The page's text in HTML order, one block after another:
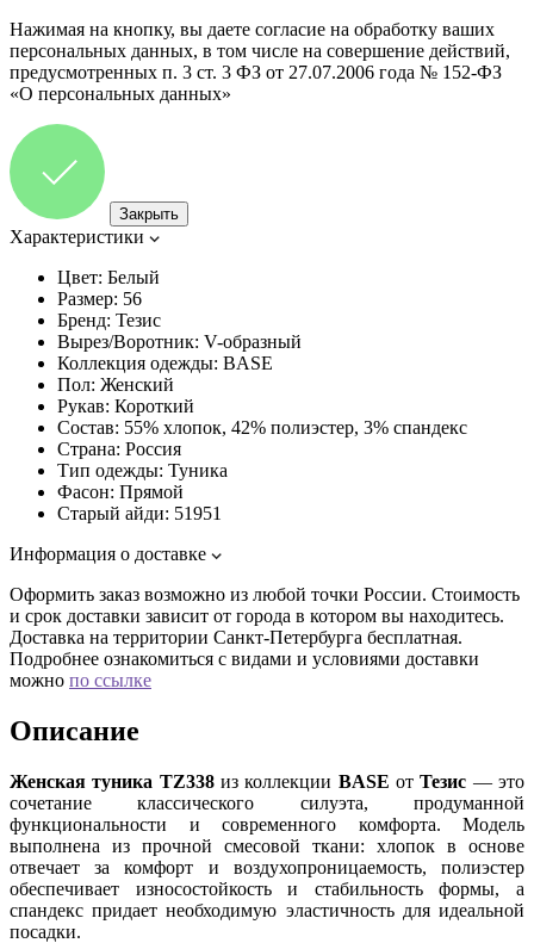
Нажимая на кнопку, вы даете согласие на обработку ваших
персональных данных, в том числе на совершение действий,
предусмотренных п. 3 ст. 3 ФЗ от 27.07.2006 года № 152-ФЗ
«О персональных данных»
Закрыть
Характеристики
Цвет: Белый
Размер: 56
Бренд: Тезис
Вырез/Воротник: V-образный
Коллекция одежды: BASE
Пол: Женский
Рукав: Короткий
Состав: 55% хлопок, 42% полиэстер, 3% спандекс
Страна: Россия
Тип одежды: Туника
Фасон: Прямой
Старый айди: 51951
Информация о доставке
Оформить заказ возможно из любой точки России. Стоимость
и срок доставки зависит от города в котором вы находитесь.
Доставка на территории Санкт-Петербурга бесплатная.
Подробнее ознакомиться с видами и условиями доставки
можно по ссылке
Описание
Женская туника TZ338из коллекции BASE отТезис — это
сочетание классического силуэта, продуманной
функциональности и современного комфорта. Модель
выполнена из прочной смесовой ткани: хлопок в основе
отвечает за комфорт и воздухопроницаемость, полиэстер
обеспечивает износостойкость и стабильность формы, а
спандекс придает необходимую эластичность для идеальной
посадки.